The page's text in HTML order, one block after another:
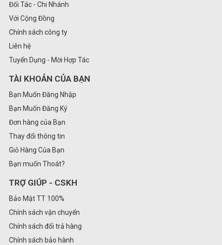
Đối Tác - Chi Nhánh
Với Cộng Đồng
Chính sách công ty
Liên hệ
Tuyển Dụng - Mời Hợp Tác
TÀI KHOẢN CỦA BẠN
Bạn Muốn Đăng Nhập
Bạn Muốn Đăng Ký
Đơn hàng của Bạn
Thay đổi thông tin
Giỏ Hàng Của Bạn
Bạn muốn Thoát?
TRỢ GIÚP - CSKH
Bảo Mật TT 100%
Chính sách vận chuyển
Chính sách đổi trả hàng
Chính sách bảo hành